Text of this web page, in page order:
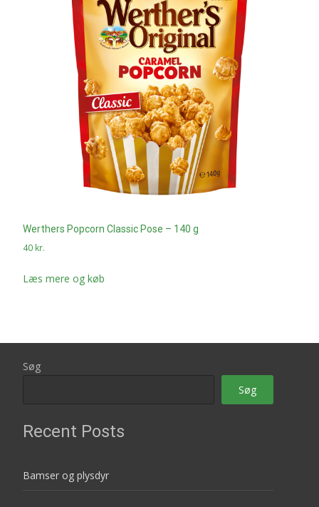
Werthers Popcorn Classic Pose – 140 g
40 kr.
Læs mere og køb
Søg
Søg
Recent Posts
Bamser og plysdyr